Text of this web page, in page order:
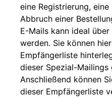
eine Registrierung,
Abbruch einer
E-Mails kann ideal
werden. Sie können
Empfängerliste
dieser Spezial-Mailings
Anschließend können
dieser Empfängerliste